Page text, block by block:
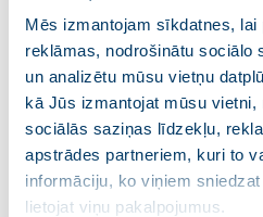
Mēs izmantojam sīkdatnes, lai
reklāmas, nodrošinātu sociālo
un analizētu mūsu vietņu
kā Jūs izmantojat mūsu
sociālās saziņas līdzekļu,
apstrādes partneriem, kuri to
informāciju, ko viņiem
lietojat viņu pakalpojumus.
Smiltenes novads
Talsu novads
Tukuma novads
Valmieras novads
Eiropas Parlamentā
Eiropas Komisijā